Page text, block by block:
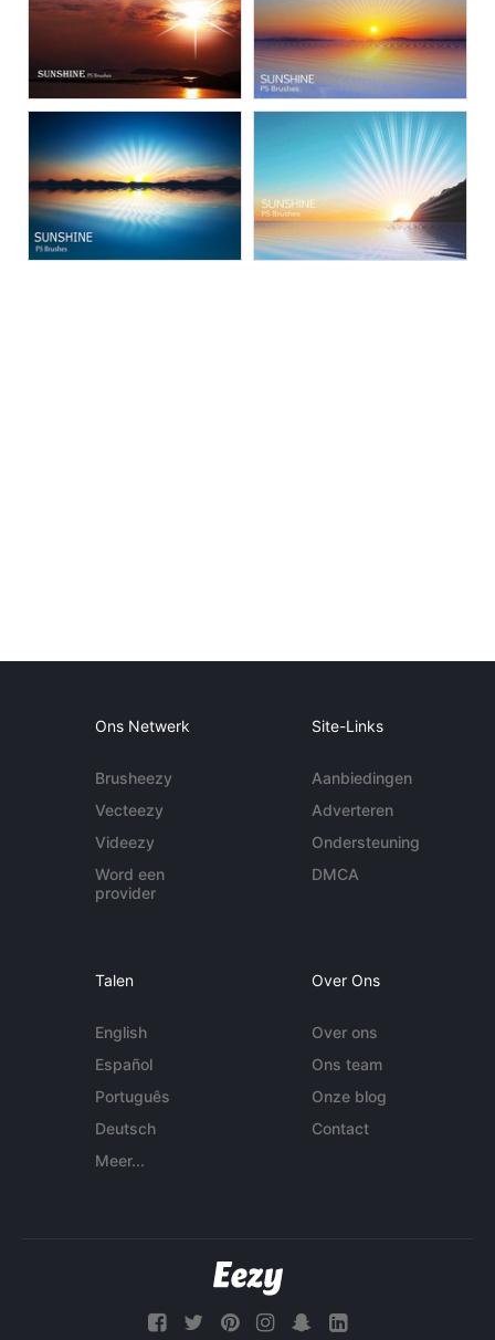
Ons Netwerk
Brusheezy
Vecteezy
Videezy
Word een
provider
Site-Links
Aanbiedingen
Adverteren
Ondersteuning
DMCA
Talen
English
Español
Português
Deutsch
Meer...
Over Ons
Over ons
Ons team
Onze blog
Contact